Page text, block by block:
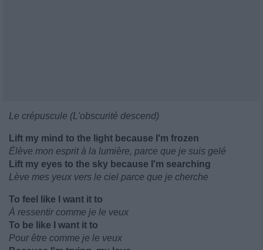
Le crépuscule (L'obscurité descend)
Lift my mind to the light because I'm frozen
Élève mon esprit à la lumière, parce que je suis gelé
Lift my eyes to the sky because I'm searching
Lève mes yeux vers le ciel parce que je cherche
To feel like I want it to
À ressentir comme je le veux
To be like I want it to
Pour être comme je le veux